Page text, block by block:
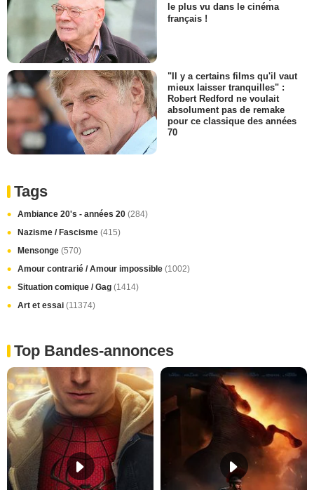
le plus vu dans le cinéma
français !
"Il y a certains films qu'il vaut
mieux laisser tranquilles" :
Robert Redford ne voulait
absolument pas de remake
pour ce classique des années
70
Tags
Ambiance 20's - années 20 (284)
Nazisme / Fascisme (415)
Mensonge (570)
Amour contrarié / Amour impossible (1002)
Situation comique / Gag (1414)
Art et essai (11374)
Top Bandes-annonces